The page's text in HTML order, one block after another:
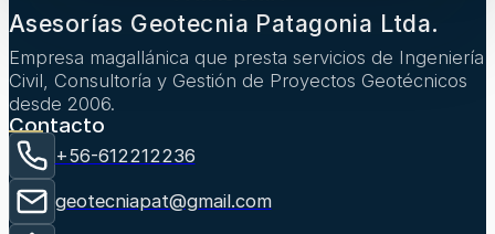
Asesorías Geotecnia Patagonia Ltda.
Empresa magallánica que presta servicios de Ingeniería
Civil, Consultoría y Gestión de Proyectos Geotécnicos
desde 2006.
Contacto
+56-612212236
geotecniapat@gmail.com